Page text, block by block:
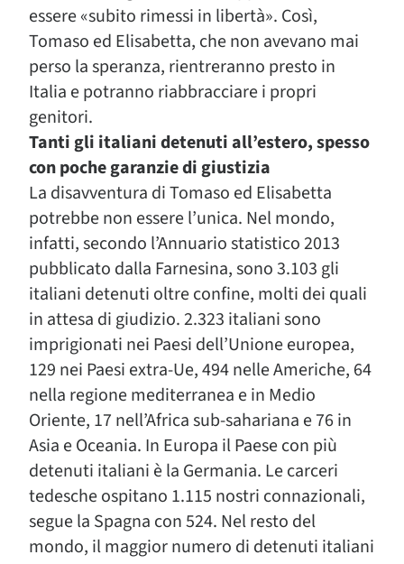
essere «subito rimessi in libertà». Così,
Tomaso ed Elisabetta, che non avevano mai
perso la speranza, rientreranno presto in
Italia e potranno riabbracciare i propri
genitori.
Tanti gli italiani detenuti all’estero, spesso
con poche garanzie di giustizia
La disavventura di Tomaso ed Elisabetta
potrebbe non essere l’unica. Nel mondo,
infatti, secondo l’Annuario statistico 2013
pubblicato dalla Farnesina, sono 3.103 gli
italiani detenuti oltre confine, molti dei quali
in attesa di giudizio. 2.323 italiani sono
imprigionati nei Paesi dell’Unione europea,
129 nei Paesi extra-Ue, 494 nelle Americhe, 64
nella regione mediterranea e in Medio
Oriente, 17 nell’Africa sub-sahariana e 76 in
Asia e Oceania. In Europa il Paese con più
detenuti italiani è la Germania. Le carceri
tedesche ospitano 1.115 nostri connazionali,
segue la Spagna con 524. Nel resto del
mondo, il maggior numero di detenuti italiani